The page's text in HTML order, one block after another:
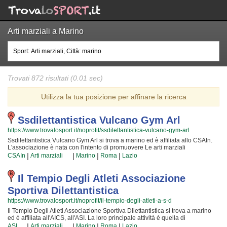
Arti marziali a Marino
Trovati 872 risultati (0.01 sec)
Utilizza la tua posizione per affinare la ricerca
Ssdilettantistica Vulcano Gym Arl
https://www.trovalosport.it/noprofit/ssdilettantistica-vulcano-gym-arl
Ssdilettantistica Vulcano Gym Arl si trova a marino ed è affiliata allo CSAIn.
L'associazione è nata con l'intento di promuovere Le arti marziali
organizzando corsi rivolti a bambini, ragazzi e adulti. Se desiderate che
vostro figlio o vostra figlia impari la disciplina, il rispetto e la concentrazione,
Le arti marziali è sicuramente lo sport più adatto. I loro maestri di arti marziali
seguiranno i vostri figli quotidianamente, ma restando sempre nell'ottica di
sviluppare i talenti e le capacità personali di ciascun atleta. Ssdilettantistica
Vulcano Gym Arl da sempre accoglie i bambini e i ragazzi di marino, in un
ambiente serio e sano, in cui i vostri figli troveranno sicuramente uno sfogo e
uno svago e tanti nuovi amici. Gli allenamenti si tengono in palestra a marino
e seguono l'andamento del calendario scolastico mentre le gare si tengono
generalmente nel fine settimana. Se vuoi iscriverti o semplicemente avere
più informazioni sui loro corsi puoi venire in sede o scrivere un messaggio
CSAIn | Arti marziali | Marino | Roma | Lazio
Il Tempio Degli Atleti Associazione
Sportiva Dilettantistica
https://www.trovalosport.it/noprofit/il-tempio-degli-atleti-a-s-d
Il Tempio Degli Atleti Associazione Sportiva Dilettantistica si trova a marino
ed è affiliata all'AICS, all'ASI. La loro principale attività è quella di
promuovere Le arti marziali organizzando corsi per bambini, ragazzi e adulti.